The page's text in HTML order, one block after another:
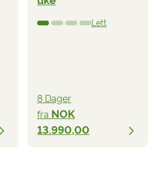
Lett
8 Dager
fra NOK
13.990,00